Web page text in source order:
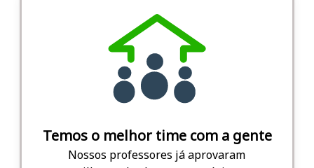
Temos o melhor time com a gente
Nossos professores já aprovaram